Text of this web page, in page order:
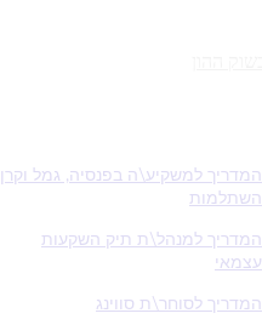
המדריך למשקיע\ה בפנסיה, גמל וקרן
השתלמות
המדריך למנהל\ת תיק השקעות
עצמאי
המדריך לסוחר\ת סווינג